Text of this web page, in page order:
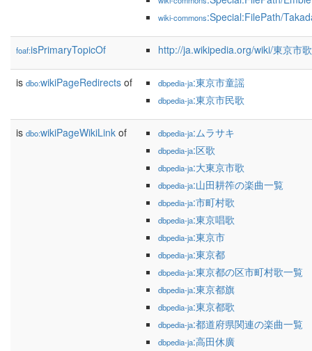
wiki-commons:Special:FilePath/
foaf:isPrimaryTopicOf http://ja.wikipedia.org/wiki/東京市歌
is dbo:wikiPageRedirects of dbpedia-ja:東京市童謡
dbpedia-ja:東京市民歌
is dbo:wikiPageWikiLink of dbpedia-ja:ムラサキ
dbpedia-ja:区歌
dbpedia-ja:大東京市歌
dbpedia-ja:山田耕筰の楽曲一覧
dbpedia-ja:市町村歌
dbpedia-ja:東京唱歌
dbpedia-ja:東京市
dbpedia-ja:東京都
dbpedia-ja:東京都の区市町村歌一覧
dbpedia-ja:東京都旗
dbpedia-ja:東京都歌
dbpedia-ja:都道府県関連の楽曲一覧
dbpedia-ja:高田休廣